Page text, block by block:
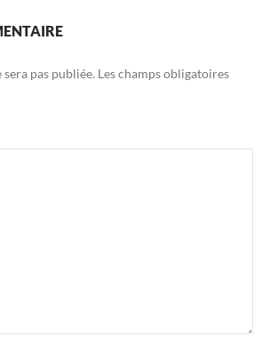
pas publiée. Les champs obligatoires